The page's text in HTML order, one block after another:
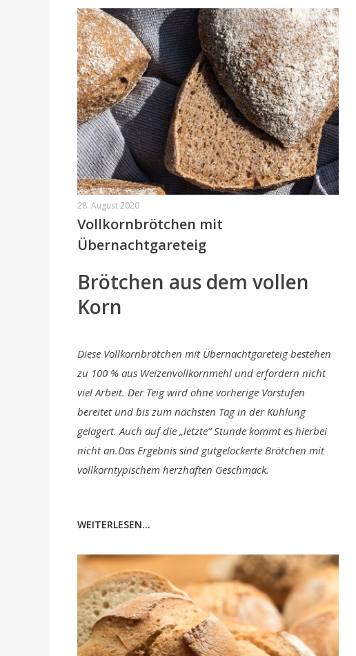
28. August 2020
Vollkornbrötchen mit
Übernachtgareteig
Brötchen aus dem vollen
Korn
Diese Vollkornbrötchen mit Übernachtgareteig bestehen
zu 100 % aus Weizenvollkornmehl und erfordern nicht
viel Arbeit. Der Teig wird ohne vorherige Vorstufen
bereitet und bis zum nächsten Tag in der Kühlung
gelagert. Auch auf die „letzte“ Stunde kommt es hierbei
nicht an.Das Ergebnis sind gutgelockerte Brötchen mit
vollkorntypischem herzhaften Geschmack.
WEITERLESEN...